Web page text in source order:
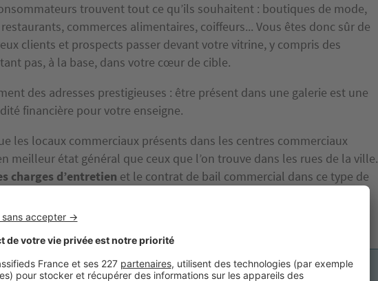
trouvent tout ce qu’ils souhaitent : boutiques de mode,
restaurants, commerces alimentaires, coiffeurs... Vous êtes donc sûr de
clients et prospects passer devant votre vitrine, y compris des
pas, à la base, dans votre cœur de cible.
des adresses prestigieuses : être présent dans une galerie est une
financière pour votre enseigne.
les locaux commerciaux présents dans les centres commerciaux
meilleur état général que ceux que l’on trouve dans les rues de la ville.
charges d’entretien et le contrat de bail commercial dans ce type de
comme un sou neuf ou presque !
les emplacements dans les centres commerciaux ne se valent